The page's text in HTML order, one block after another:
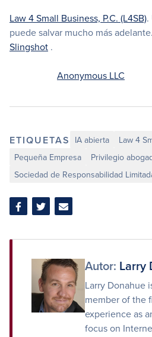
Law 4 Small Business, P.C. (L4SB).
puede salvar mucho más
Slingshot .
Anonymous LLC
ETIQUETAS IA abierta Law 4
Pequeña Empresa
Privilegio
Sociedad de Responsabilidad
Compartir
Facebook
Compartir
Twitter
Compartir
correo
electrónico
Autor: Larry
Larry Donahue
member of the
experience as
focus on